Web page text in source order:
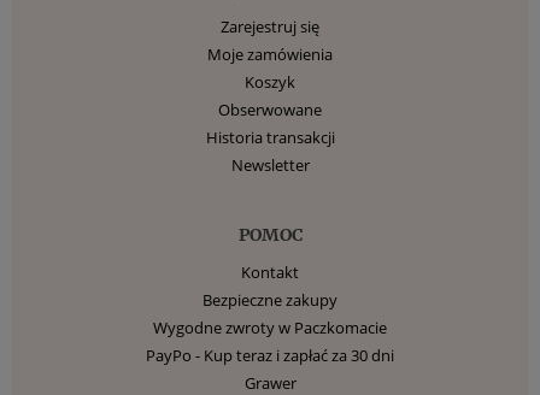
Zarejestruj się
Moje zamówienia
Koszyk
Obserwowane
Historia transakcji
Newsletter
POMOC
Kontakt
Bezpieczne zakupy
Wygodne zwroty w Paczkomacie
PayPo - Kup teraz i zapłać za 30 dni
Grawer